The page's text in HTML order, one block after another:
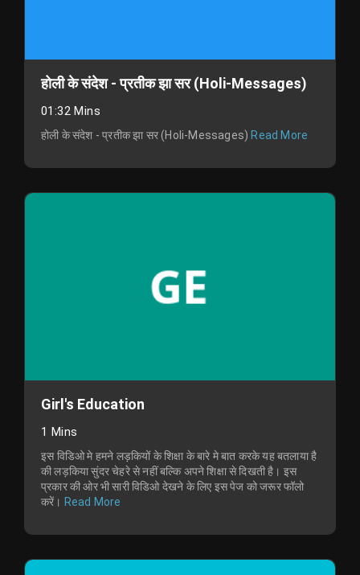
होली के संदेश - प्रतीक झा सर (Holi-Messages)
01:32 Mins
होली के संदेश - प्रतीक झा सर (Holi-Messages) Read More
Girl's Education
1 Mins
इस विडिओ मे हमने लड़कियों के शिक्षा के बारे मे बात करके यह बतलाया है
की लड़किया सुंदर चेहरे से नहीं बल्कि अपने शिक्षा से दिखती है। इस
प्रकार की ओर भी सारी विडिओ देखने के लिए इस पेज को जरूर फॉलो
करें। Read More